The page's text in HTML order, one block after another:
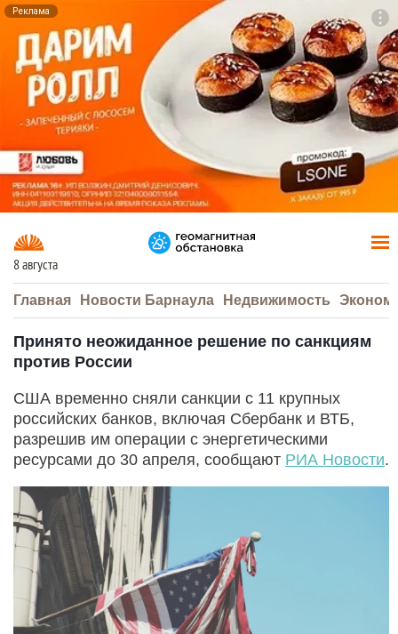
Реклама
8 августа
Главная Новости Барнаула Недвижимость
Принято неожиданное решение по санкциям
против России
США временно сняли санкции с 11 крупных
российских банков, включая Сбербанк и ВТБ,
разрешив им операции с энергетическими
ресурсами до 30 апреля, сообщают РИА Новости.